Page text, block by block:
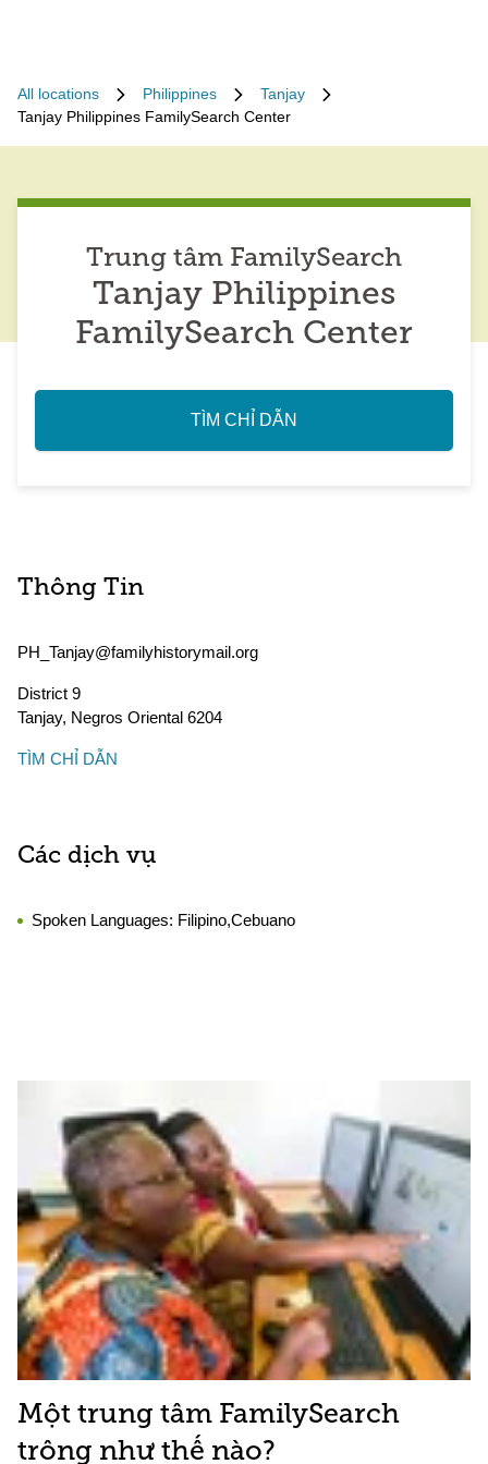
All locations Philippines
Tanjay
Tanjay Philippines FamilySearch Center
Trung tâm FamilySearch
Tanjay Philippines
FamilySearch Center
TÌM CHỈ DẪN
Thông Tin
PH_Tanjay@familyhistorymail.org
District 9
Tanjay, Negros Oriental 6204
TÌM CHỈ DẪN
Các dịch vụ
Spoken Languages: Filipino,Cebuano
Một trung tâm FamilySearch
trông như thế nào?